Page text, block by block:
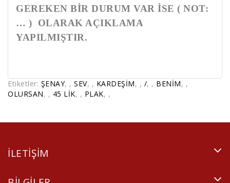
GEREKEN BİR DURUM VAR İSE ( NOT:
… ) OLARAK AÇIKLAMA
YAPILMIŞTIR.
Etiketler: ŞENAY, , SEV, , KARDEŞİM, , /, , BENİM, ,
OLURSAN, , 45 LİK, , PLAK, ,
ILETIŞIM